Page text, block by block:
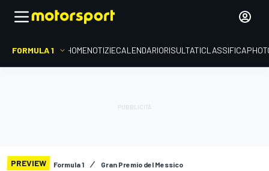
FORMULA 1 HOMENOTIZIECALENDARIORISULTATICLASSIFICA
PREVIEW Formula 1 Gran Premio del Messico